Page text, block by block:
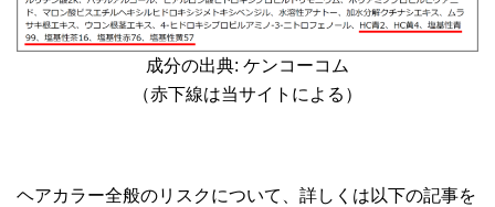
成分の出典: ケンコーコム
（赤下線は当サイトによる）
ヘアカラー全般のリスクについて、詳しくは以下の記事を